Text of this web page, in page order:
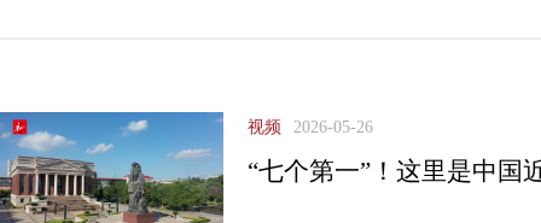
视频 2026-05-26
“七个第一”！这里是中国